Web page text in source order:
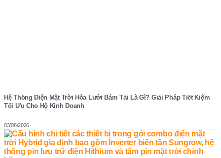
Hệ Thống Điện Mặt Trời Hòa Lưới Bám Tải Là Gì? Giải Pháp Tiết Kiệm
Tối Ưu Cho Hộ Kinh Doanh
03/08/2026